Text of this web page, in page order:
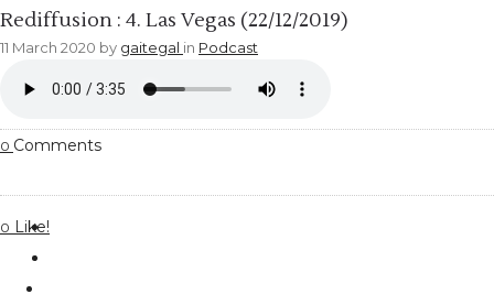
Rediffusion : 4. Las Vegas (22/12/2019)
11 March 2020 by gaitegal in Podcast
0 Comments
0 Like!